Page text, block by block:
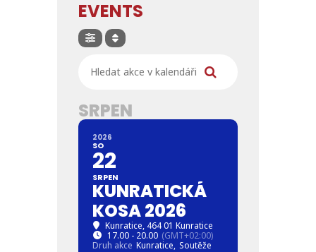
EVENTS
SRPEN
2026
SO
22
SRPEN
KUNRATICKÁ
KOSA 2026
Kunratice, 464 01 Kunratice
17.00 - 20.00 (GMT+02:00)
Druh akce Kunratice, Soutěže